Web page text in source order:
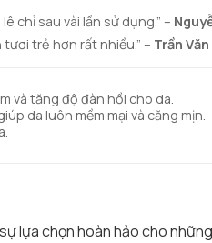
chỉ sau vài lần sử dụng.” –
trẻ hơn rất nhiều.” – Trần
và tăng độ đàn hồi cho da.
da luôn mềm mại và căng mịn.
lựa chọn hoàn hảo cho